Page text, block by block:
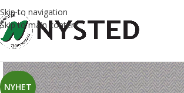
Skip to navigation
Skip to main content
NYHET